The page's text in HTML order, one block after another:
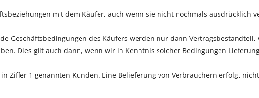
mit dem Käufer, auch wenn sie nicht nochmals ausdrücklich
Geschäftsbedingungen des Käufers werden nur dann
Dies gilt auch dann, wenn wir in Kenntnis solcher Bedingungen
Ziffer 1 genannten Kunden. Eine Belieferung von Verbrauchern erfolgt